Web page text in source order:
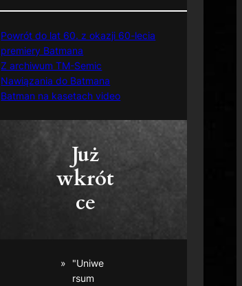
Powrót do lat 60. z okazji 60-lecia
premiery Batmana
Z archiwum TM-Semic
Nawiązania do Batmana
Batman na kasetach video
Już
wkrót
ce
"Uniwe
rsum